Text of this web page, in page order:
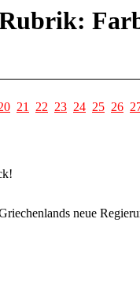
21 22 23 24 25 26
neue